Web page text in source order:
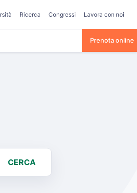
Ricerca Congressi Lavora con noi
Prenota online
CERCA